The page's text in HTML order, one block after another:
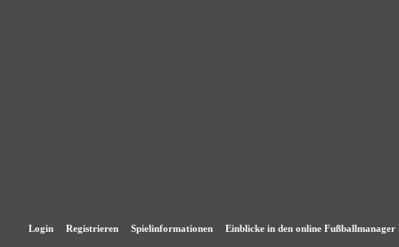
Login Registrieren Spielinformationen Einblicke in den online Fußballmanager